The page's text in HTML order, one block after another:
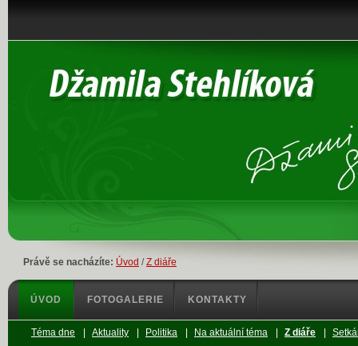
Právě se nacházíte: Úvod /Z diáře
ÚVOD FOTOGALERIE KONTAKTY
Téma dne Aktuality Politika Na aktuální téma Z diáře